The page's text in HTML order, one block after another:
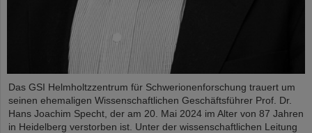
Das GSI Helmholtzzentrum für Schwerionenforschung trauert um
seinen ehemaligen Wissenschaftlichen Geschäftsführer Prof. Dr.
Hans Joachim Specht, der am 20. Mai 2024 im Alter von 87 Jahren
in Heidelberg verstorben ist. Unter der wissenschaftlichen Leitung